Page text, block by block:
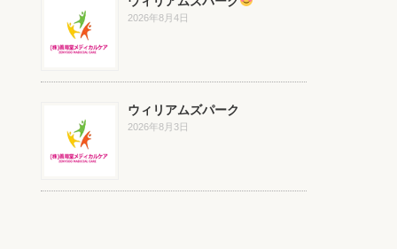
2026年8月4日
ウィリアムズパーク
2026年8月3日